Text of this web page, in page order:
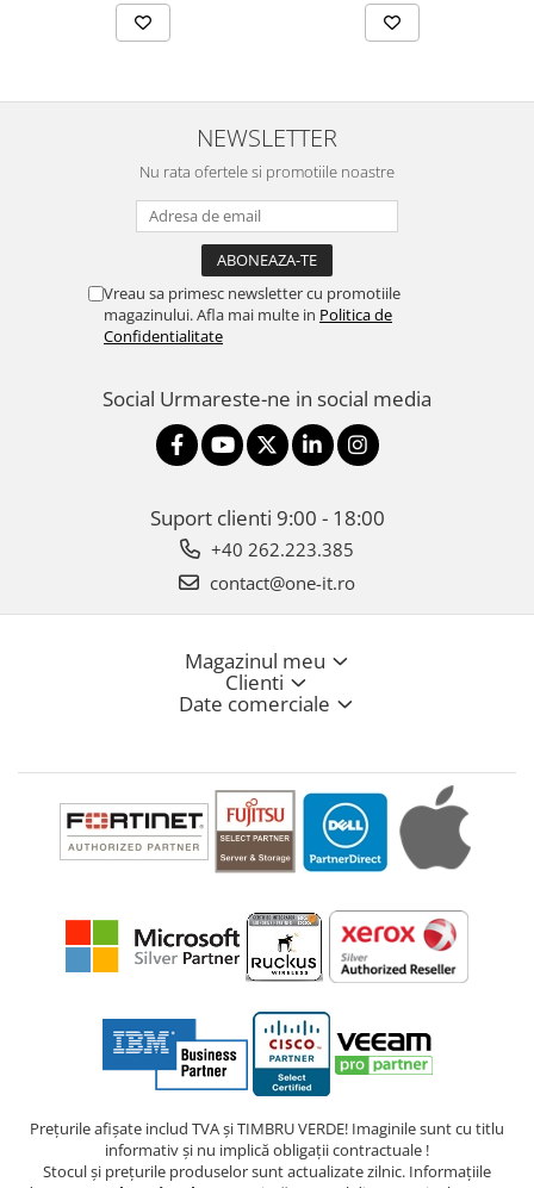
NEWSLETTER
Nu rata ofertele si promotiile noastre
Vreau sa primesc newsletter cu promotiile
magazinului. Afla mai multe in Politica de
Confidentialitate
Social Urmareste-ne in social media
Suport clienti 9:00 - 18:00
+40 262.223.385
contact@one-it.ro
Magazinul meu
Clienti
Date comerciale
Prețurile afișate includ TVA și TIMBRU VERDE! Imaginile sunt cu titlu
informativ și nu implică obligații contractuale !
Stocul și prețurile produselor sunt actualizate zilnic. Informațiile